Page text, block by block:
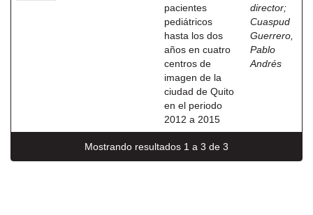
pacientes
pediátricos
hasta los dos
años en cuatro
centros de
imagen de la
ciudad de Quito
en el periodo
2012 a 2015
director;
Cuaspud
Guerrero,
Pablo
Andrés
Mostrando resultados 1 a 3 de 3